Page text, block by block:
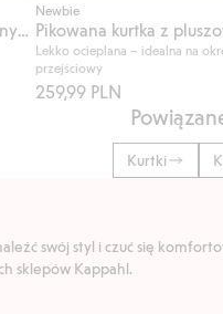
4-pak skarpet z motywem leśnym
Newbie
Lekko ocieplana – idealna na
przejściowy
259,99 PLN
Kurtki
swój styl i czuć się
sklepów Kappahl.